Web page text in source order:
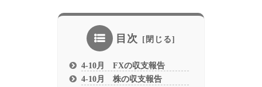
目次
4-10月 FXの収支報告
4-10月 株の収支報告